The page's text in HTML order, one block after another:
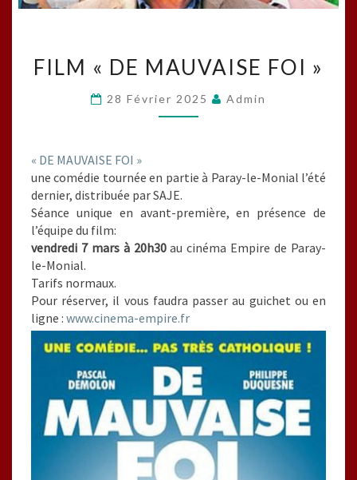
« DE
FOI »
FILM « DE MAUVAISE FOI »
28 Février 2025 Admin
« DE MAUVAISE FOI »
une comédie tournée en partie à Paray-le-Monial l’été
dernier, distribuée par SAJE.
Séance unique en avant-première, en présence de
l’équipe du film:
vendredi 7 mars à 20h30au cinéma Empire de Paray-
le-Monial.
Tarifs normaux.
Pour réserver, il vous faudra passer au guichet ou en
ligne : www.cinema-empire.fr